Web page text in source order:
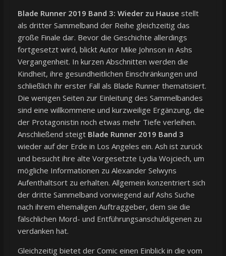
Blade Runner 2019 Band 3: Wieder zu Hause stellt
als dritter Sammelband der Reihe gleichzeitig das
große Finale dar. Bevor die Geschichte allerdings
fortgesetzt wird, blickt Autor Mike Johnson in Ashs
Vergangenheit. In kurzen Abschnitten werden die
Kindheit, ihre gesundheitlichen Einschränkungen und
schließlich ihr erster Fall als Blade Runner thematisiert.
Die wenigen Seiten zur Einleitung des Sammelbandes
sind eine willkommene und kurzweilige Ergänzung, die
der Protagonistin noch etwas mehr Tiefe verleihen.
Anschließend steigt Blade Runner 2019 Band 3
wieder auf der Erde in Los Angeles ein. Ash ist zurück
und besucht ihre alte Vorgesetzte Lydia Wojciech, um
mögliche Informationen zu Alexander Selwyns
Aufenthaltsort zu erhalten. Allgemein konzentriert sich
der dritte Sammelband vorwiegend auf Ashs Suche
nach ihrem ehemaligen Auftraggeber, dem sie die
fälschlichen Mord- und Entführungsanschuldigenen zu
verdanken hat.
Gleichzeitig bietet der Comic einen Einblick in die vom